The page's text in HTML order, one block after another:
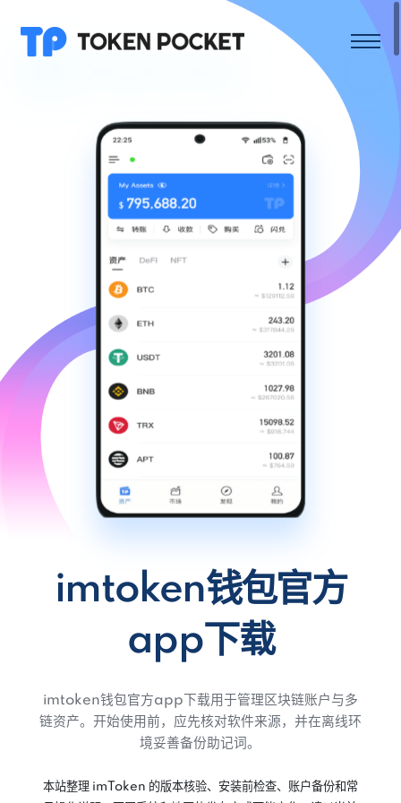
imtoken钱包官方
app下载
imtoken钱包官方app下载用于管理区块链账户与多
链资产。开始使用前，应先核对软件来源，并在离线环
境妥善备份助记词。
本站整理 imToken 的版本核验、安装前检查、账户备份和常